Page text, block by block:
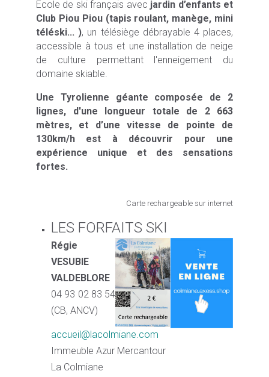
Ecole de ski français avec jardin d’enfants et
Club Piou Piou (tapis roulant, manège, mini
téléski... ), un télésiège débrayable 4 places,
accessible à tous et une installation de neige
de culture permettant l'enneigement du
domaine skiable.
Une Tyrolienne géante composée de 2
lignes, d'une longueur totale de 2 663
mètres, et d’une vitesse de pointe de
130km/h est à découvrir pour une
expérience unique et des sensations
fortes.
Carte rechargeable sur internet
LES FORFAITS SKI
Régie
VESUBIE
VALDEBLORE
04 93 02 83 54
(CB, ANCV)
accueil@lacolmiane.com
Immeuble Azur Mercantour
La Colmiane